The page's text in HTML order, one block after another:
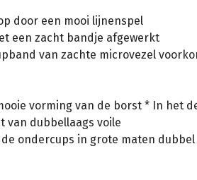
door een mooi lijnenspel
een zacht bandje afgewerkt
van zachte microvezel
vorming van de borst * In het
van dubbellaags voile
ondercups in grote maten dubbel